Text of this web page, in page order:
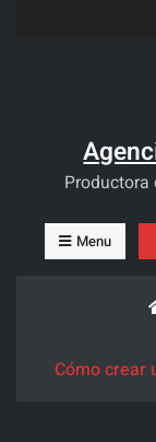
Productora
Menu
Cómo crear